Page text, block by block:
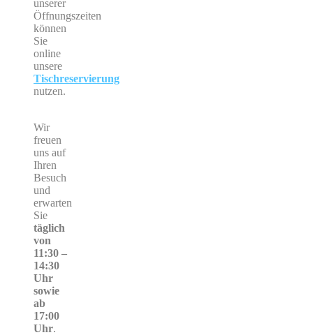
unserer
Öffnungszeiten
können
Sie
online
unsere
Tischreservierung
nutzen.
Wir
freuen
uns auf
Ihren
Besuch
und
erwarten
Sie
täglich
von
11:30 –
14:30
Uhr
sowie
ab
17:00
Uhr.